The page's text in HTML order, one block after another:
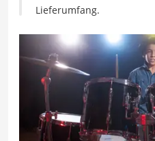
Lieferumfang.